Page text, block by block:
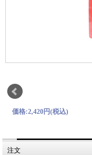
価格:2,420円(税込)
注文